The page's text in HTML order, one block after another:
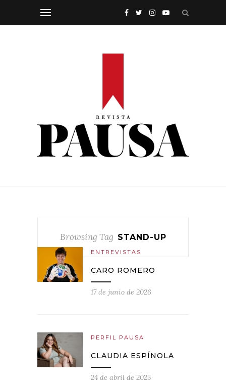
Browsing Tag STAND-UP
ENTREVISTAS
CARO ROMERO
17 de junio de 2026
PERFIL PAUSA
CLAUDIA ESPÍNOLA
24 de abril de 2025